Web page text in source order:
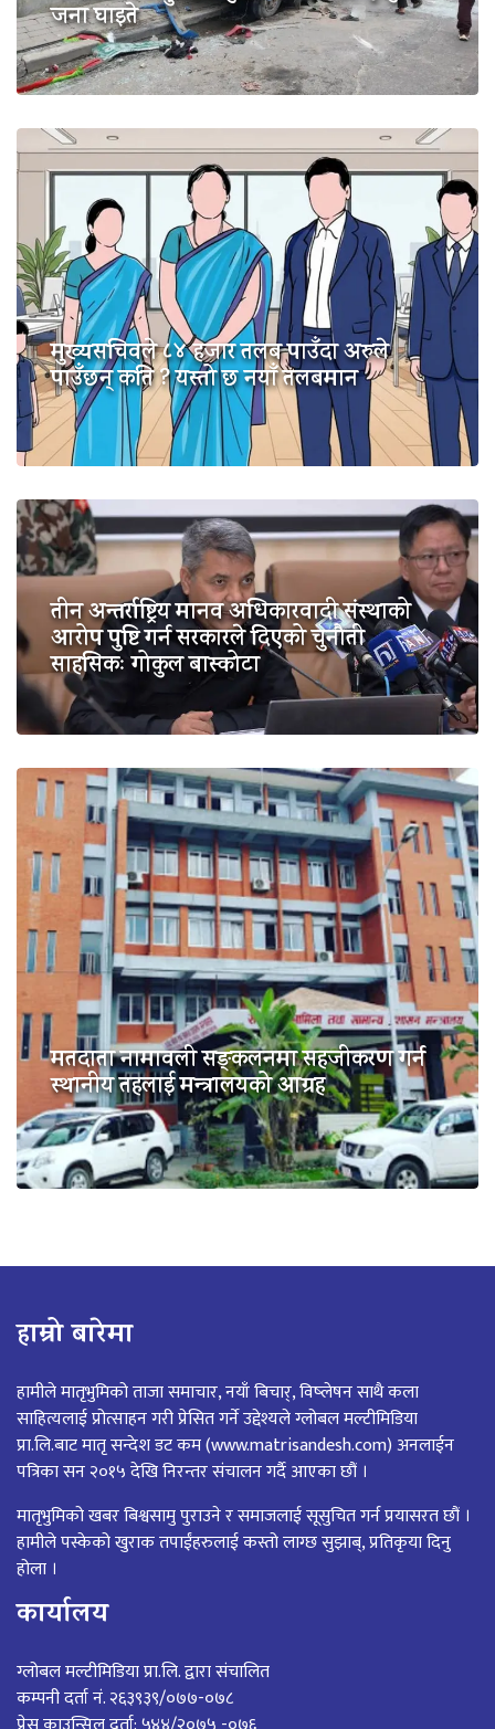
जना घाइते
मुख्यसचिवले ८४ हजार तलब पाउँदा अरुले
पाउँछन् कति ? यस्तो छ नयाँ तलबमान
तीन अन्तर्राष्ट्रिय मानव अधिकारवादी संस्थाको
आरोप पुष्टि गर्न सरकारले दिएको चुनौती
साहसिकः गोकुल बास्कोटा
मतदाता नामावली सङ्कलनमा सहजीकरण गर्न
स्थानीय तहलाई मन्त्रालयको आग्रह
हाम्रो बारेमा
हामीले मातृभुमिको ताजा समाचार, नयाँ बिचार्, विष्लेषन साथै कला
साहित्यलाई प्रोत्साहन गरी प्रेसित गर्ने उद्देश्यले ग्लोबल मल्टीमिडिया
प्रा.लि.बाट मातृ सन्देश डट कम (www.matrisandesh.com) अनलाईन
पत्रिका सन २०१५ देखि निरन्तर संचालन गर्दै आएका छौं ।
मातृभुमिको खबर बिश्वसामु पुराउने र समाजलाई सूसुचित गर्न प्रयासरत छौं ।
हामीले पस्केको खुराक तपाईंहरुलाई कस्तो लाग्छ सुझाब्, प्रतिकृया दिनु
होला ।
कार्यालय
ग्लोबल मल्टीमिडिया प्रा.लि. द्वारा संचालित
कम्पनी दर्ता नं. २६३९३९/०७७-०७८